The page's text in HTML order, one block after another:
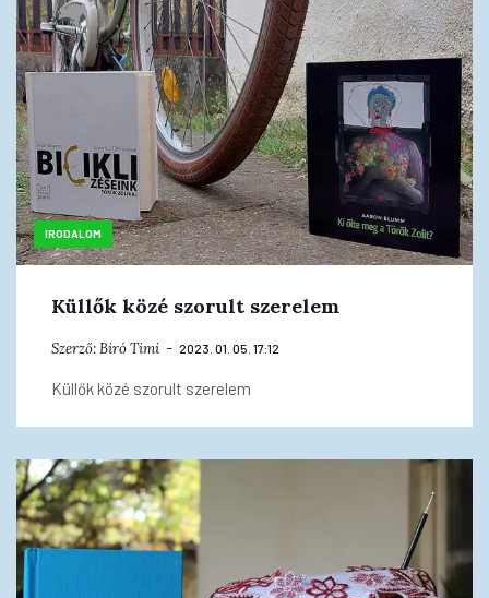
IRODALOM
Küllők közé szorult szerelem
Szerző:Bíró Timi 2023. 01. 05. 17:12
Küllők közé szorult szerelem